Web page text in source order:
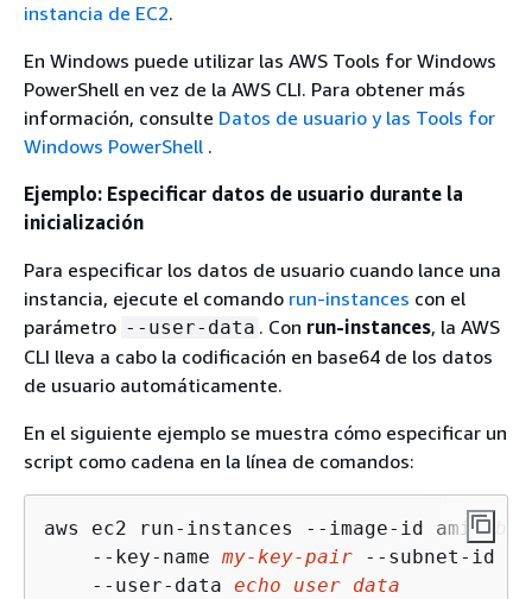
instancia de EC2.
En Windows puede utilizar las AWS Tools for Windows
PowerShell en vez de la AWS CLI. Para obtener más
información, consulte Datos de usuario y las Tools for
Windows PowerShell .
Ejemplo: Especificar datos de usuario durante la
inicialización
Para especificar los datos de usuario cuando lance una
instancia, ejecute el comando run-instances con el
parámetro --user-data . Con run-instances, la AWS
CLI lleva a cabo la codificación en base64 de los datos
de usuario automáticamente.
En el siguiente ejemplo se muestra cómo especificar un
script como cadena en la línea de comandos:
aws ec2 run-instances --image-id ami-
    --key-name
my-key-pair --subnet-id
    --user-data
echo user data